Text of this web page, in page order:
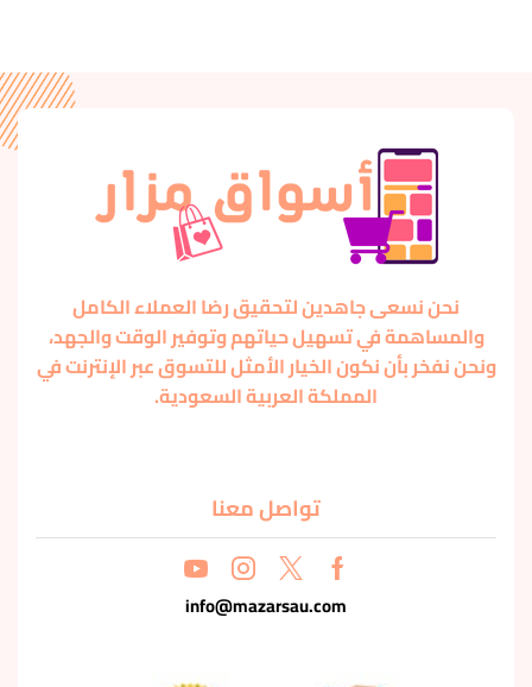
نحن نسعى جاهدين لتحقيق رضا العملاء الكامل
والمساهمة في تسهيل حياتهم وتوفير الوقت والجهد،
ونحن نفخر بأن نكون الخيار الأمثل للتسوق عبر الإنترنت في
المملكة العربية السعودية.
تواصل معنا
info@mazarsau.com